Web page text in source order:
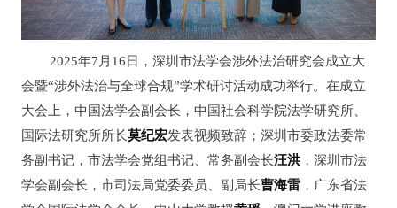
2025年7月16日，深圳市法学会涉外法治研究会成立大
会暨“涉外法治与全球合规”学术研讨活动成功举行。在成立
大会上，中国法学会副会长，中国社会科学院法学研究所、
国际法研究所所长莫纪宏发表视频致辞；深圳市委政法委常
务副书记，市法学会党组书记、常务副会长汪洪 ，深圳市法
学会副会长，市司法局党委委员、副局长曹海雷 ，广东省法